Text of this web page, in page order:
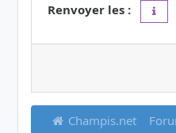
Renvoyer les :
Champis.net